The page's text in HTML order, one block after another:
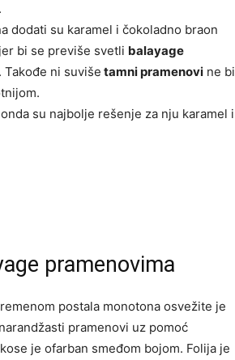
dodati su karamel i čokoladno braon
bi se previše svetli balayage
ni suviše tamni pramenovi ne bi
su najbolje rešenje za nju karamel i
pramenovima
postala monotona osvežite je
pramenovi uz pomoć
je ofarban smeđom bojom. Folija je